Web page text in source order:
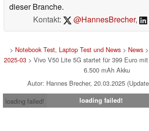
dieser Branche.
Kontakt:
@HannesBrecher,
> Notebook Test, Laptop Test und News> News>
2025-03> Vivo V50 Lite 5G startet für 399 Euro
6.500 mAh Akku
Autor: Hannes Brecher, 20.03.2025
loading failed!
loading failed!